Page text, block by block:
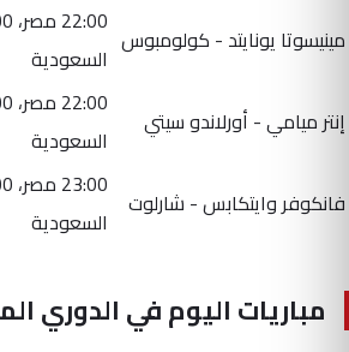
مينيسوتا يونايتد - كولومبوس
السعودية
إنتر ميامي - أورلاندو سيتي
السعودية
فانكوفر وايتكابس - شارلوت
السعودية
مباريات اليوم في الدوري